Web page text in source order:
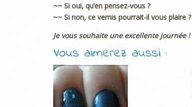
~~ Si oui, qu’en pensez-vous ?
~~ Si non, ce vernis pourrait-il vous plaire ?
Je vous souhaite une excellente journée !
Vous aimerez aussi :